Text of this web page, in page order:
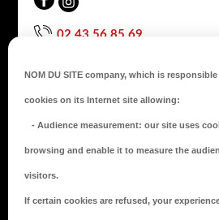
02 43 56 85 69
NOUS CONTACTER
Nos engagements
NOM DU SITE company, which is
cookies on its Internet site allowing:
- Audience measurement: our site uses
browsing and enable it to measure the
visitors.
If certain cookies are refused, your